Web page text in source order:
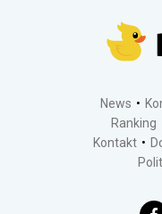
News
Ranking
Kontakt